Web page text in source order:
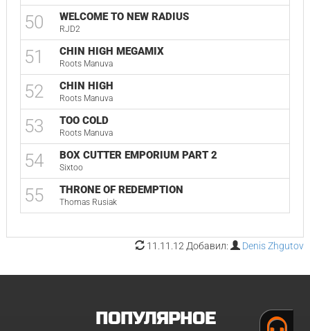
50 WELCOME TO NEW RADIUS
RJD2
51 CHIN HIGH MEGAMIX
Roots Manuva
52 CHIN HIGH
Roots Manuva
53 TOO COLD
Roots Manuva
54 BOX CUTTER EMPORIUM PART 2
Sixtoo
55 THRONE OF REDEMPTION
Thomas Rusiak
11.11.12 Добавил: Denis Zhgutov
ПОПУЛЯРНОЕ